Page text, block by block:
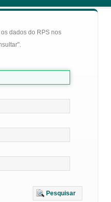
dados do RPS nos
Pesquisar